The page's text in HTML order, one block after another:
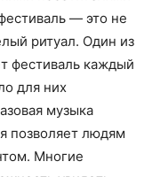
— это не
ритуал. Один из
фестиваль каждый
для них
музыка
позволяет людям
Многие